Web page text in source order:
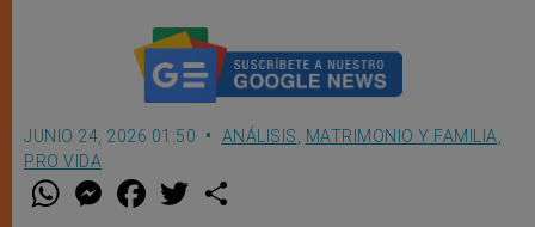
JUNIO 24, 2026 01:50 ANÁLISIS, MATRIMONIO Y FAMILIA,
PRO VIDA
W M
e
F
a w